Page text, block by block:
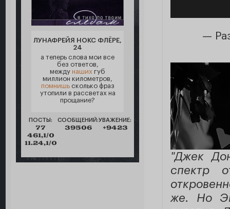
ЛУНАФРЕЙЯ НОКС ФЛЁРЕ,
24
а теперь слова мои все
без ответов,
между наших губ
миллион километров,
помнишьсколько фраз
утопили в рассветах на
прощание?
ПОСТЫ:
77
461,1/0
11.24,1/0
СООБЩЕНИЙ:
39506
УВАЖЕНИЕ:
+9423
—
"Джек
спектр
же. Но